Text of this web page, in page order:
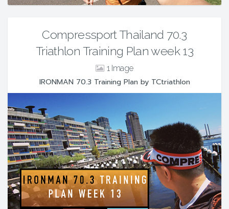
Compressport Thailand 70.3
Triathlon Training Plan week 13
1
IRONMAN 70.3 Training Plan by TCtriathlon